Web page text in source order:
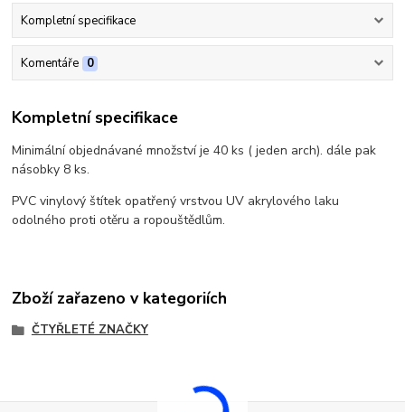
Kompletní specifikace
Komentáře 0
Kompletní specifikace
Minimální objednávané množství je 40 ks ( jeden arch). dále pak
násobky 8 ks.
PVC vinylový štítek opatřený vrstvou UV akrylového laku
odolného proti otěru a ropouštědlům.
Zboží zařazeno v kategoriích
ČTYŘLETÉ ZNAČKY